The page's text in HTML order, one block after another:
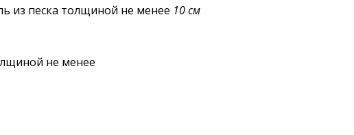
из песка толщиной не менее 10 см
не менее